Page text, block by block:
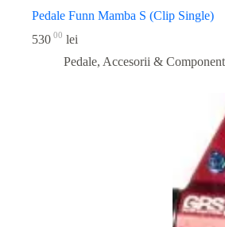
Pedale Funn Mamba S (Clip Single)
530 00 lei
Pedale, Accesorii &